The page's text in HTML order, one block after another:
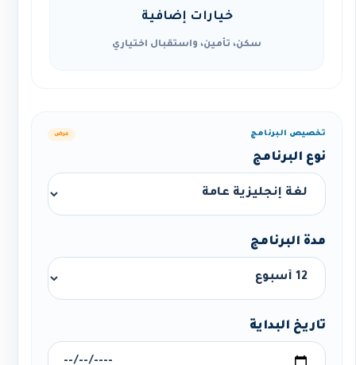
خيارات إضافية
سكن، تأمين، واستقبال اختياري
تخصيص البرنامج عرض
نوع البرنامج
مدة البرنامج
تاريخ البداية